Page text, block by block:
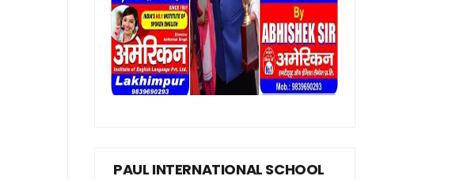
PAUL INTERNATIONAL SCHOOL